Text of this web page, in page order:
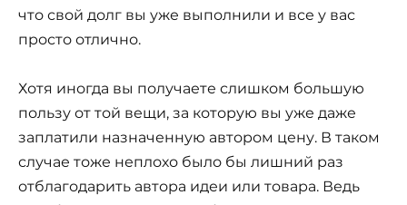
что свой долг вы уже выполнили и все у вас
просто отлично.
Хотя иногда вы получаете слишком большую
пользу от той вещи, за которую вы уже даже
заплатили назначенную автором цену. В таком
случае тоже неплохо было бы лишний раз
отблагодарить автора идеи или товара. Ведь